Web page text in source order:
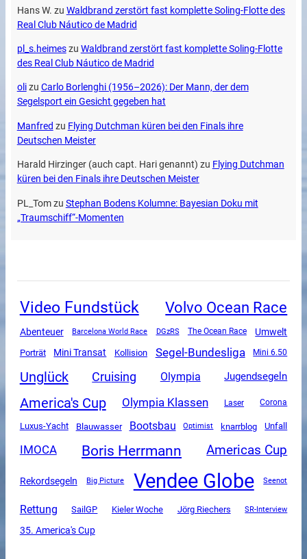
Hans W. zu Waldbrand zerstört fast komplette Soling-Flotte des
Real Club Náutico de Madrid
pl_s.heimeszu Waldbrand zerstört fast komplette Soling-Flotte
des Real Club Náutico de Madrid
olizu Carlo Borlenghi (1956–2026): Der Mann, der dem
Segelsport ein Gesicht gegeben hat
Manfred zu Flying Dutchman küren bei den Finals ihre
Deutschen Meister
Harald Hirzinger (auch capt. Hari genannt) zu Flying Dutchman
küren bei den Finals ihre Deutschen Meister
PL_Tomzu Stephan Bodens Kolumne: Bayesian Doku mit
„Traumschiff“-Momenten
Video Fundstück Volvo Ocean Race
Abenteuer Barcelona World Race DGzRS The Ocean Race Umwelt
Porträt Mini Transat Kollision Segel-Bundesliga Mini 6.50
Unglück Cruising Olympia Jugendsegeln
America's Cup Olympia Klassen Laser Corona
Luxus-Yacht Blauwasser Bootsbau Optimist knarrblog Unfall
IMOCA Boris Herrmann Americas Cup
Rekordsegeln Big Picture Vendee Globe Seenot
Rettung SailGP Kieler Woche Jörg Riechers SR-Interview
35. America's Cup